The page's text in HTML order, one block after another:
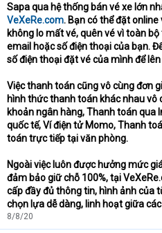
Sapa qua hệ thống bán vé xe lớn
VeXeRe.com. Bạn có thể đặt
không lo mất vé, quên vé vì toàn
email hoặc số điện thoại của bạn.
số điện thoại đặt vé của mình để lên
Việc thanh toán cũng vô cùng đơn
hình thức thanh toán khác nhau vô
khoản ngân hàng, Thanh toán qua
quốc tế, Ví điện tử Momo, Thanh
toán trực tiếp tại văn phòng.
Ngoài việc luôn được hưởng mức
đảm bảo giữ chỗ 100%, tại
cấp đầy đủ thông tin, hình ảnh của
chọn lựa dễ dàng, linh hoạt giữa
8/8/20